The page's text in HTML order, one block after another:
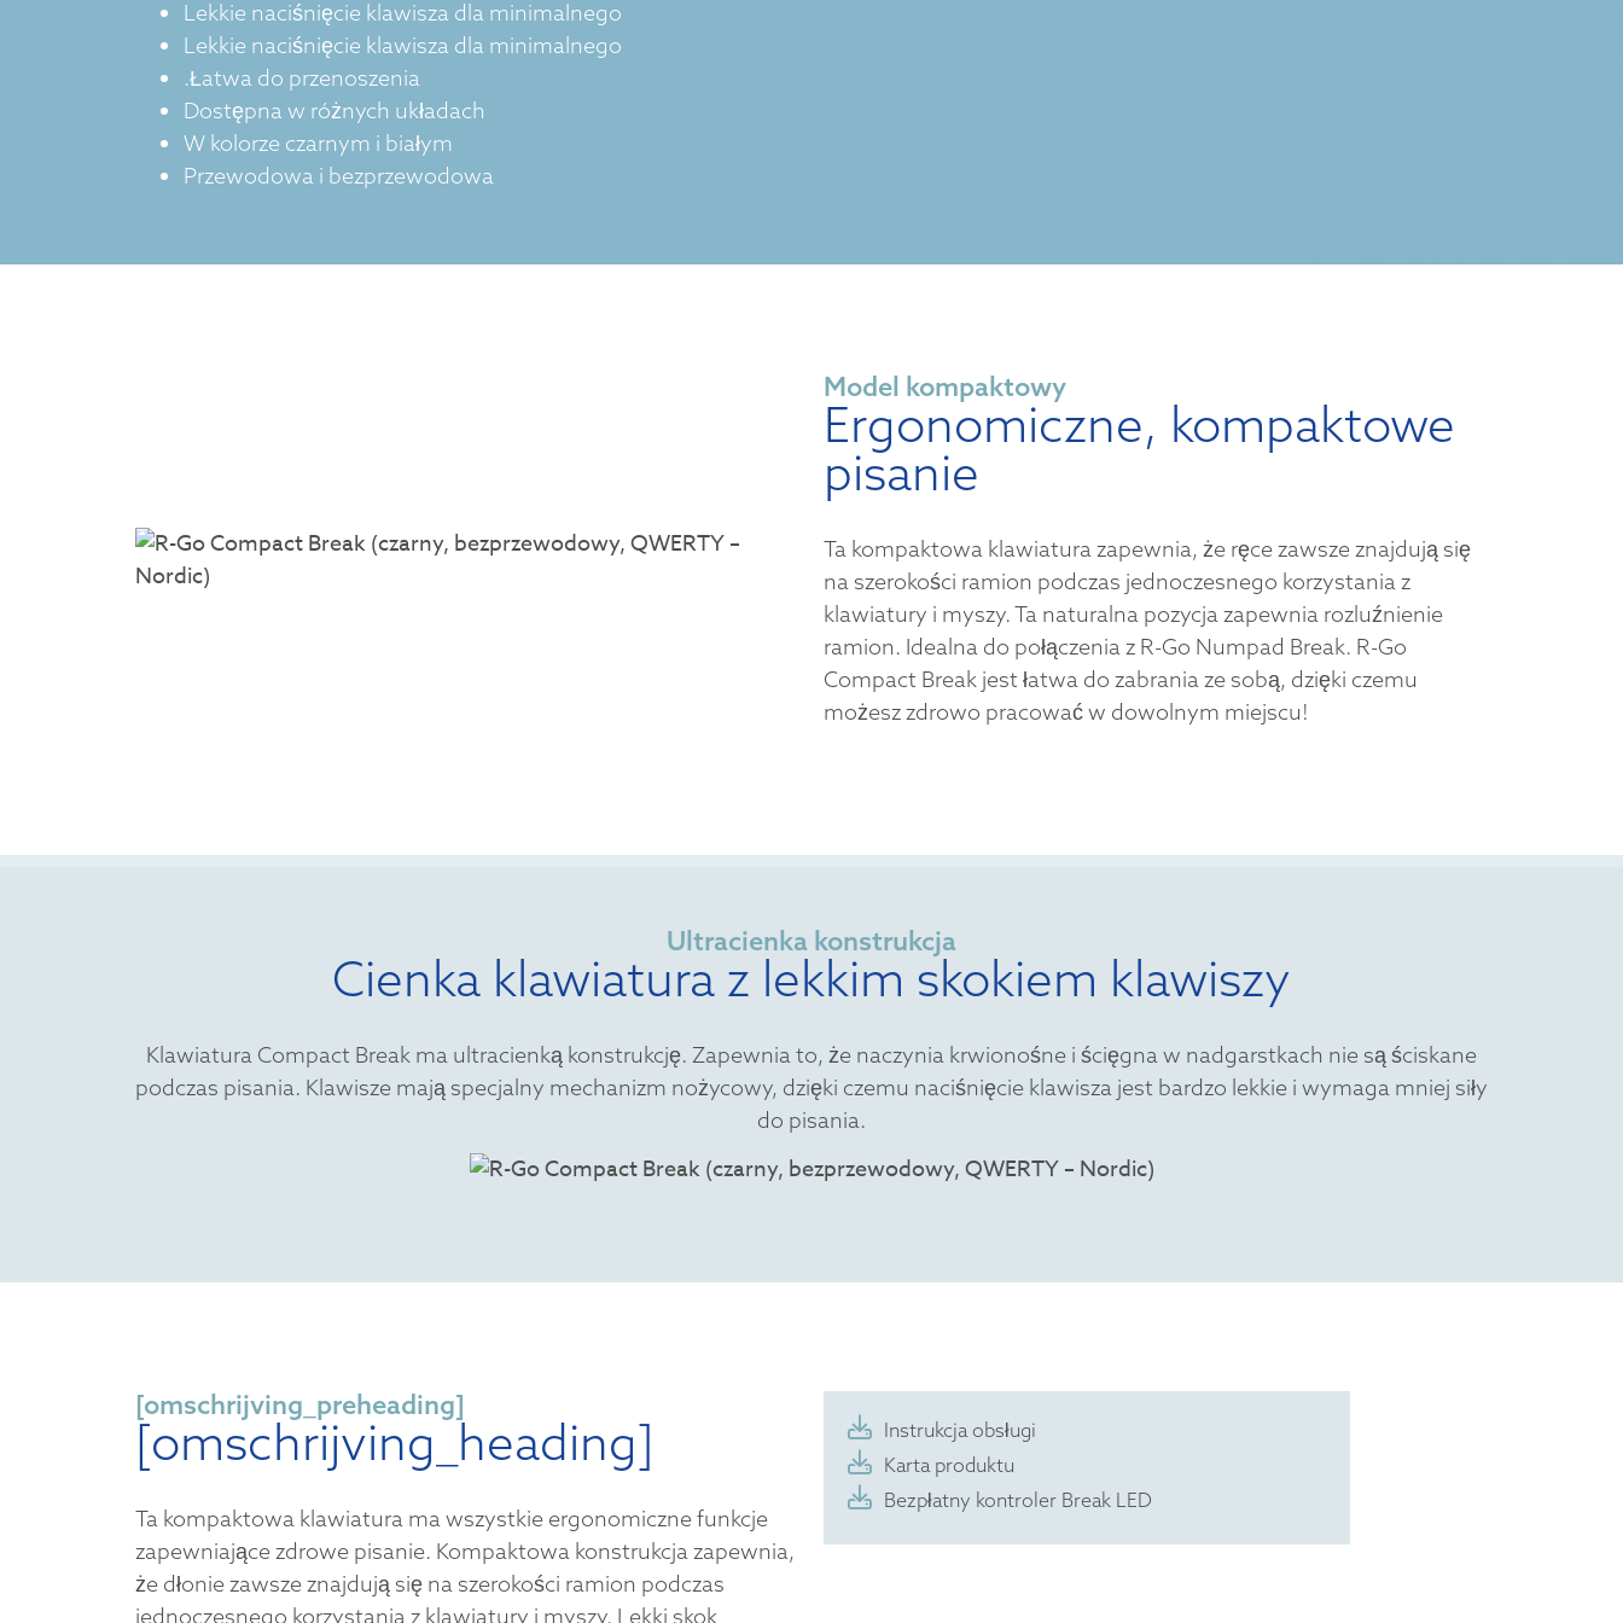
Lekkie naciśnięcie klawisza dla minimalnego
Lekkie naciśnięcie klawisza dla minimalnego
.Łatwa do przenoszenia
Dostępna w różnych układach
W kolorze czarnym i białym
Przewodowa i bezprzewodowa
Model kompaktowy
Ergonomiczne, kompaktowe
pisanie
Ta kompaktowa klawiatura zapewnia, że ręce zawsze znajdują się
na szerokości ramion podczas jednoczesnego korzystania z
klawiatury i myszy. Ta naturalna pozycja zapewnia rozluźnienie
ramion. Idealna do połączenia z R-Go Numpad Break. R-Go
Compact Break jest łatwa do zabrania ze sobą, dzięki czemu
możesz zdrowo pracować w dowolnym miejscu!
Ultracienka konstrukcja
Cienka klawiatura z lekkim skokiem klawiszy
Klawiatura Compact Break ma ultracienką konstrukcję. Zapewnia to, że naczynia krwionośne i ścięgna w nadgarstkach nie są ściskane
podczas pisania. Klawisze mają specjalny mechanizm nożycowy, dzięki czemu naciśnięcie klawisza jest bardzo lekkie i wymaga mniej siły
do pisania.
[omschrijving_preheading]
[omschrijving_heading]
Ta kompaktowa klawiatura ma wszystkie ergonomiczne funkcje
zapewniające zdrowe pisanie. Kompaktowa konstrukcja zapewnia,
że dłonie zawsze znajdują się na szerokości ramion podczas
jednoczesnego korzystania z klawiatury i myszy. Lekki skok
Instrukcja obsługi
Karta produktu
Bezpłatny kontroler Break LED